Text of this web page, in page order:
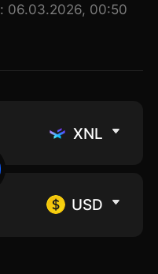
06.03.2026, 00:50
XNL
USD